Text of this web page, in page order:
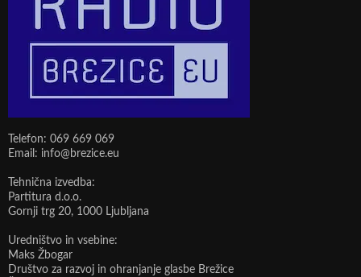
Telefon: 069 669 069
Email: info@brezice.eu
Tehnična izvedba:
Partitura d.o.o.
Gornji trg 20, 1000 Ljubljana
Uredništvo in vsebine:
Maks Žbogar
Društvo za razvoj in ohranjanje glasbe Brežice